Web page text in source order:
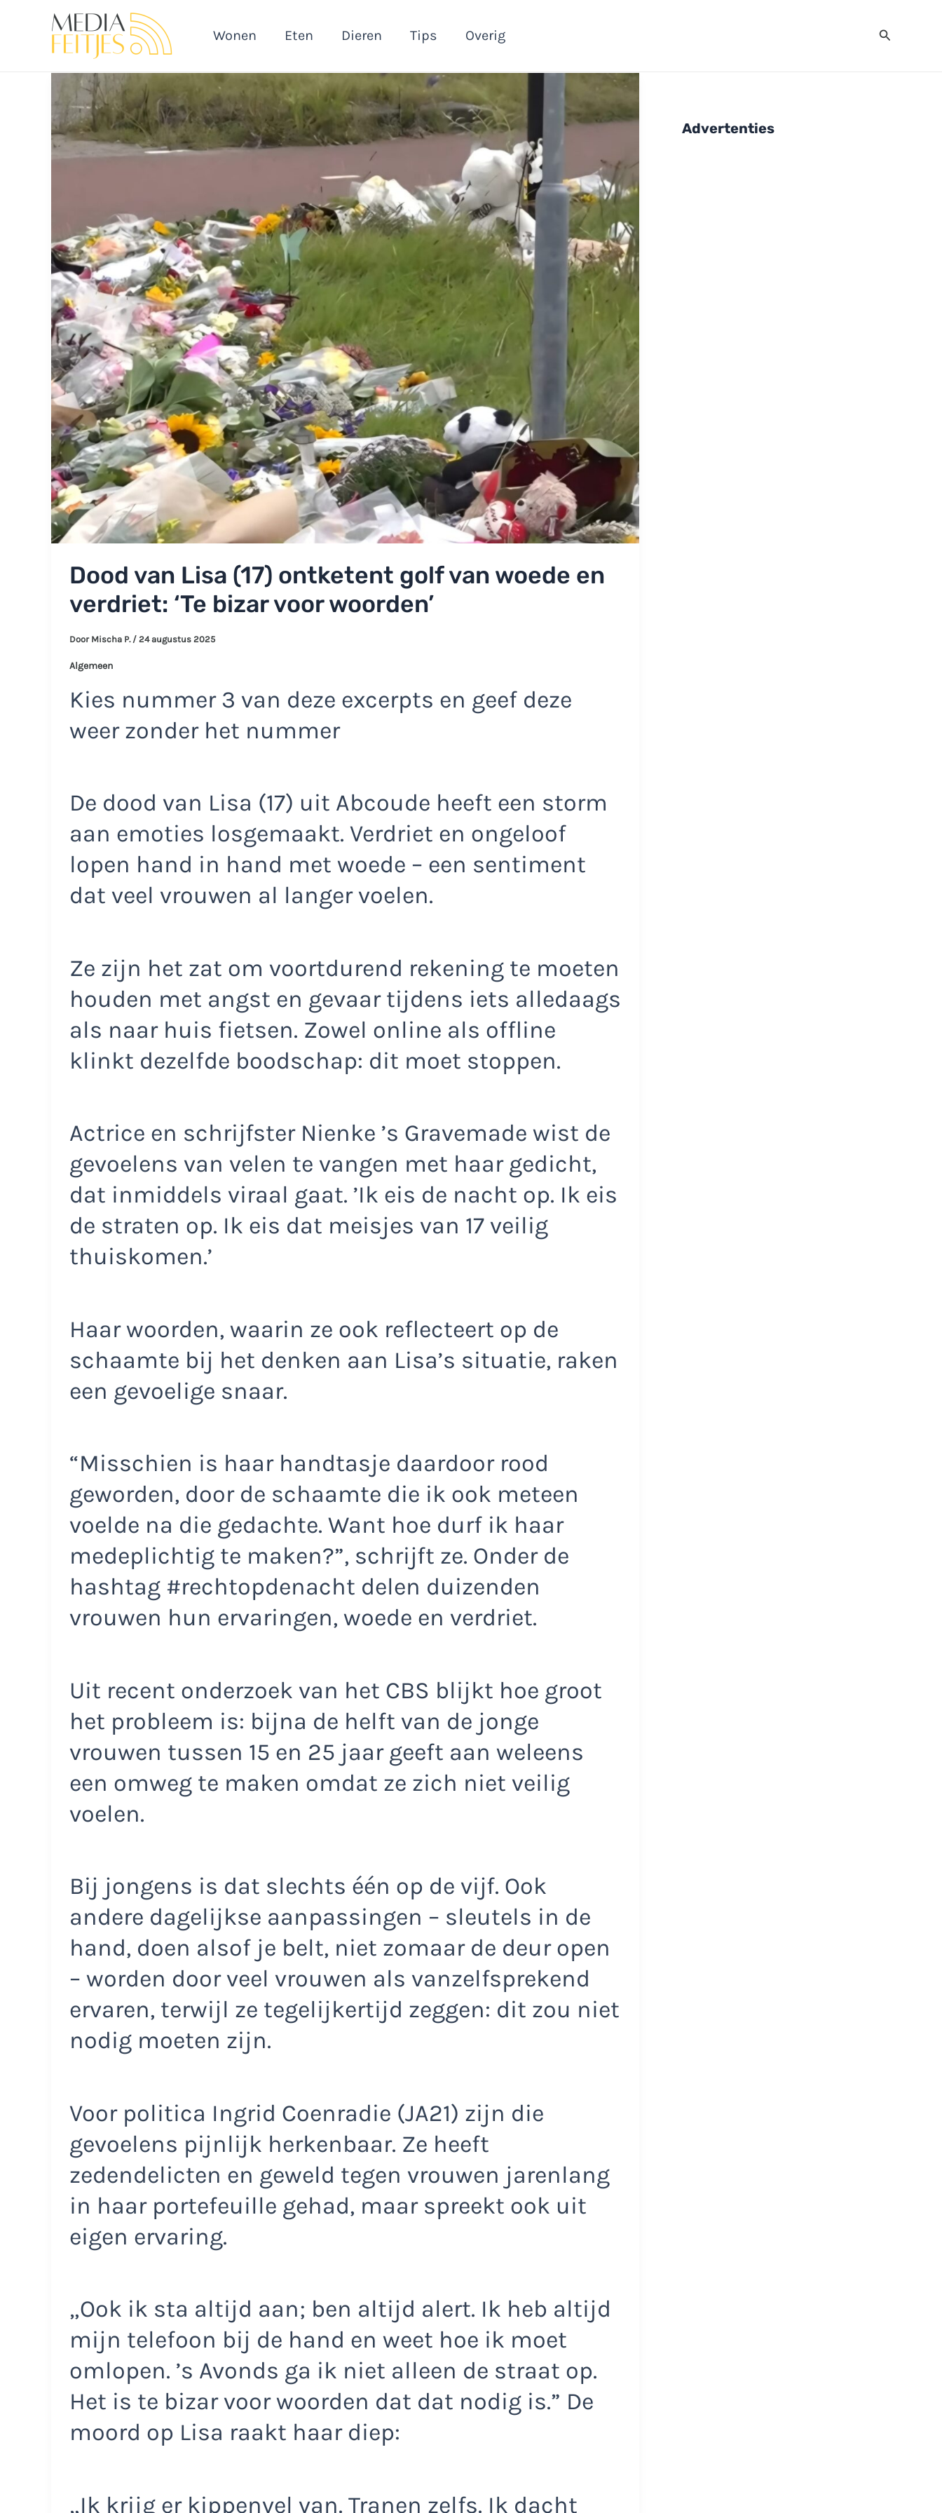
Wonen Eten Dieren Tips Overig Zoeken
Dood van Lisa (17) ontketent golf van woede en
verdriet: ‘Te bizar voor woorden’
Door Mischa P. / 24 augustus 2025
Algemeen
Kies nummer 3 van deze excerpts en geef deze
weer zonder het nummer
De dood van Lisa (17) uit Abcoude heeft een storm
aan emoties losgemaakt. Verdriet en ongeloof
lopen hand in hand met woede – een sentiment
dat veel vrouwen al langer voelen.
Ze zijn het zat om voortdurend rekening te moeten
houden met angst en gevaar tijdens iets alledaags
als naar huis fietsen. Zowel online als offline
klinkt dezelfde boodschap: dit moet stoppen.
Actrice en schrijfster Nienke ’s Gravemade wist de
gevoelens van velen te vangen met haar gedicht,
dat inmiddels viraal gaat. ’Ik eis de nacht op. Ik eis
de straten op. Ik eis dat meisjes van 17 veilig
thuiskomen.’
Haar woorden, waarin ze ook reflecteert op de
schaamte bij het denken aan Lisa’s situatie, raken
een gevoelige snaar.
“Misschien is haar handtasje daardoor rood
geworden, door de schaamte die ik ook meteen
voelde na die gedachte. Want hoe durf ik haar
medeplichtig te maken?”, schrijft ze. Onder de
hashtag #rechtopdenacht delen duizenden
vrouwen hun ervaringen, woede en verdriet.
Uit recent onderzoek van het CBS blijkt hoe groot
het probleem is: bijna de helft van de jonge
vrouwen tussen 15 en 25 jaar geeft aan weleens
een omweg te maken omdat ze zich niet veilig
voelen.
Bij jongens is dat slechts één op de vijf. Ook
andere dagelijkse aanpassingen – sleutels in de
hand, doen alsof je belt, niet zomaar de deur open
– worden door veel vrouwen als vanzelfsprekend
ervaren, terwijl ze tegelijkertijd zeggen: dit zou niet
nodig moeten zijn.
Voor politica Ingrid Coenradie (JA21) zijn die
gevoelens pijnlijk herkenbaar. Ze heeft
zedendelicten en geweld tegen vrouwen jarenlang
in haar portefeuille gehad, maar spreekt ook uit
eigen ervaring.
„Ook ik sta altijd aan; ben altijd alert. Ik heb altijd
mijn telefoon bij de hand en weet hoe ik moet
omlopen. ’s Avonds ga ik niet alleen de straat op.
Het is te bizar voor woorden dat dat nodig is.” De
moord op Lisa raakt haar diep:
„Ik krijg er kippenvel van. Tranen zelfs. Ik dacht
Advertenties